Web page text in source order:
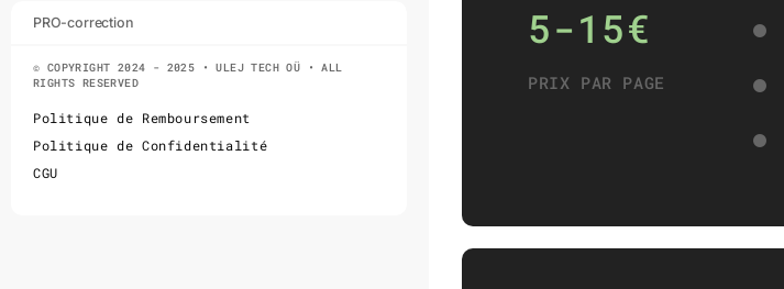
PRO-correction
© COPYRIGHT 2024 - 2025 • ULEJ TECH OÜ • ALL
RIGHTS RESERVED
Politique de Remboursement
Politique de Confidentialité
CGU
5-15€
PRIX PAR PAGE